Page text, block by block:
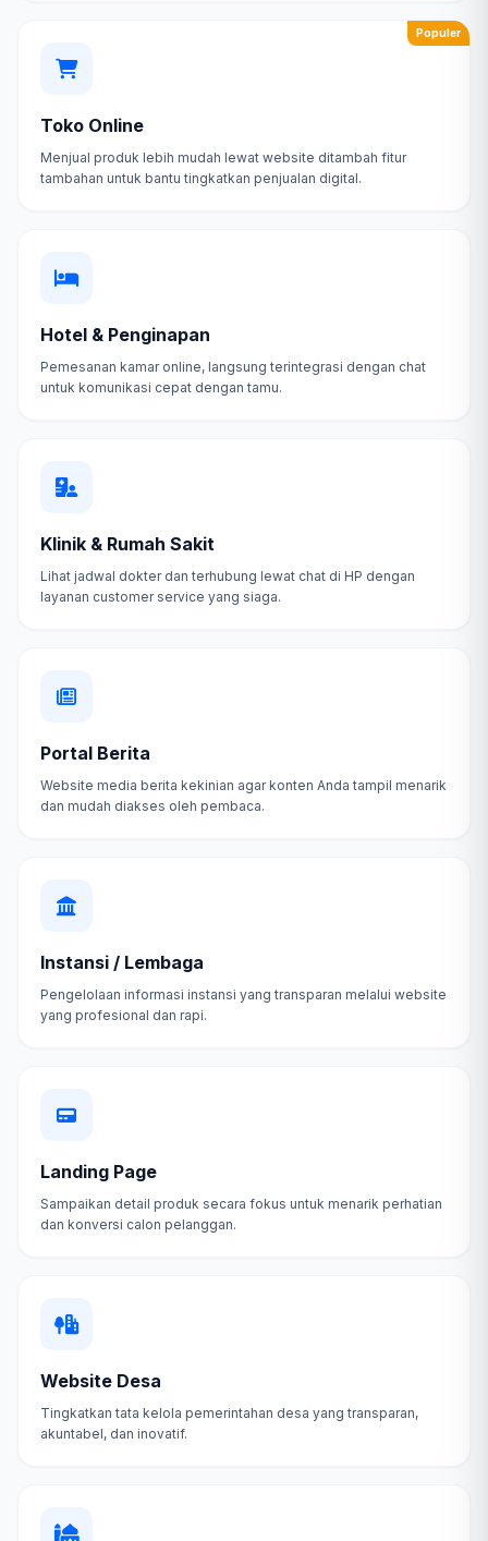
Populer
Toko Online
Menjual produk lebih mudah lewat website ditambah fitur
tambahan untuk bantu tingkatkan penjualan digital.
Hotel & Penginapan
Pemesanan kamar online, langsung terintegrasi dengan chat
untuk komunikasi cepat dengan tamu.
Klinik & Rumah Sakit
Lihat jadwal dokter dan terhubung lewat chat di HP dengan
layanan customer service yang siaga.
Portal Berita
Website media berita kekinian agar konten Anda tampil menarik
dan mudah diakses oleh pembaca.
Instansi / Lembaga
Pengelolaan informasi instansi yang transparan melalui website
yang profesional dan rapi.
Landing Page
Sampaikan detail produk secara fokus untuk menarik perhatian
dan konversi calon pelanggan.
Website Desa
Tingkatkan tata kelola pemerintahan desa yang transparan,
akuntabel, dan inovatif.